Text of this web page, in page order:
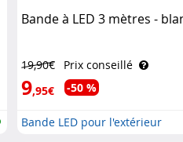
Bande à LED 3 mètres -
19,90€ Prix conseillé
9,95€ -50 %
Bande LED pour l'extérieur